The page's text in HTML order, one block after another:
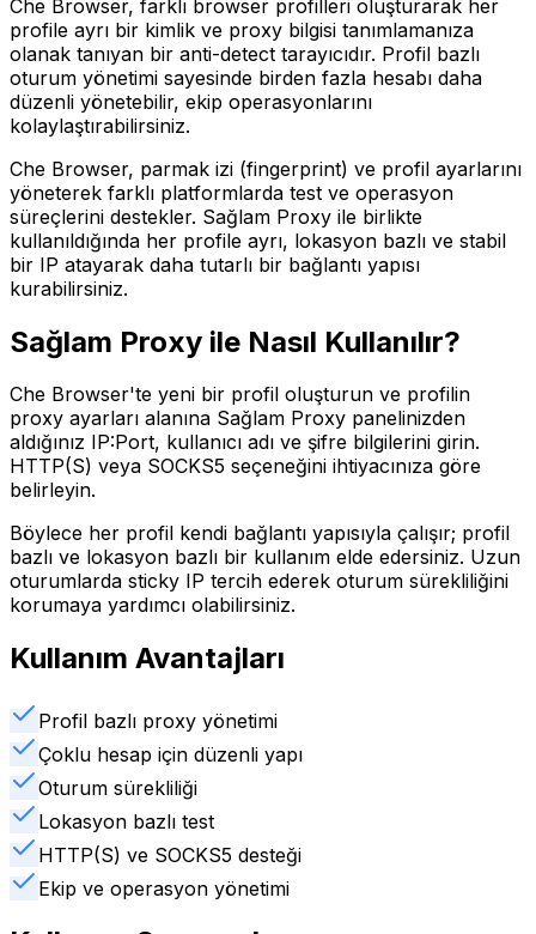
Che Browser, farklı browser profilleri oluşturarak her
profile ayrı bir kimlik ve proxy bilgisi tanımlamanıza
olanak tanıyan bir anti-detect tarayıcıdır. Profil bazlı
oturum yönetimi sayesinde birden fazla hesabı daha
düzenli yönetebilir, ekip operasyonlarını
kolaylaştırabilirsiniz.
Che Browser, parmak izi (fingerprint) ve profil ayarlarını
yöneterek farklı platformlarda test ve operasyon
süreçlerini destekler. Sağlam Proxy ile birlikte
kullanıldığında her profile ayrı, lokasyon bazlı ve stabil
bir IP atayarak daha tutarlı bir bağlantı yapısı
kurabilirsiniz.
Sağlam Proxy ile Nasıl Kullanılır?
Che Browser'te yeni bir profil oluşturun ve profilin
proxy ayarları alanına Sağlam Proxy panelinizden
aldığınız IP:Port, kullanıcı adı ve şifre bilgilerini girin.
HTTP(S) veya SOCKS5 seçeneğini ihtiyacınıza göre
belirleyin.
Böylece her profil kendi bağlantı yapısıyla çalışır; profil
bazlı ve lokasyon bazlı bir kullanım elde edersiniz. Uzun
oturumlarda sticky IP tercih ederek oturum sürekliliğini
korumaya yardımcı olabilirsiniz.
Kullanım Avantajları
Profil bazlı proxy yönetimi
Çoklu hesap için düzenli yapı
Oturum sürekliliği
Lokasyon bazlı test
HTTP(S) ve SOCKS5 desteği
Ekip ve operasyon yönetimi